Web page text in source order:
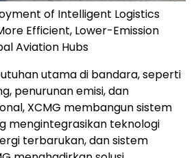
of Intelligent Logistics
Efficient, Lower-Emission
Aviation Hubs
utama di bandara, seperti
penurunan emisi, dan
XCMG membangun sistem
mengintegrasikan teknologi
terbarukan, dan sistem